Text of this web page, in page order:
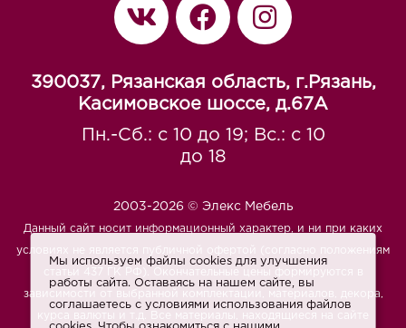
390037, Рязанская область, г.Рязань,
Касимовское шоссе, д.67A
Пн.-Сб.: с 10 до 19; Вс.: с 10
до 18
2003-2026 © Элекс Мебель
Данный сайт носит информационный характер, и ни при каких
условиях не является публичной офертой (согласно положениям
статьи 437 ГК РФ). Окончательные цены формируются в
зависимости от выбранной комплектации, материалов, декора,
курса валюты и т.д. Все материалы, находящиеся на сайте
Мы используем файлы cookies для улучшения
работы сайта. Оставаясь на нашем сайте, вы
соглашаетесь с условиями использования файлов